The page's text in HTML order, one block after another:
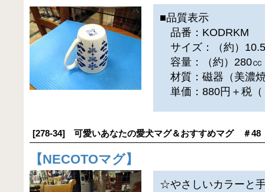
■品質表示
品番：KODRKM
サイズ：（約）
容量：（約）280㏄
材質：磁器（美濃
単価：880円＋税（
[278-34] 可愛いあなたの愛犬マグ＆おすすめマグ ＃48
【NECOTOマグ】
☆やさしいカラーと